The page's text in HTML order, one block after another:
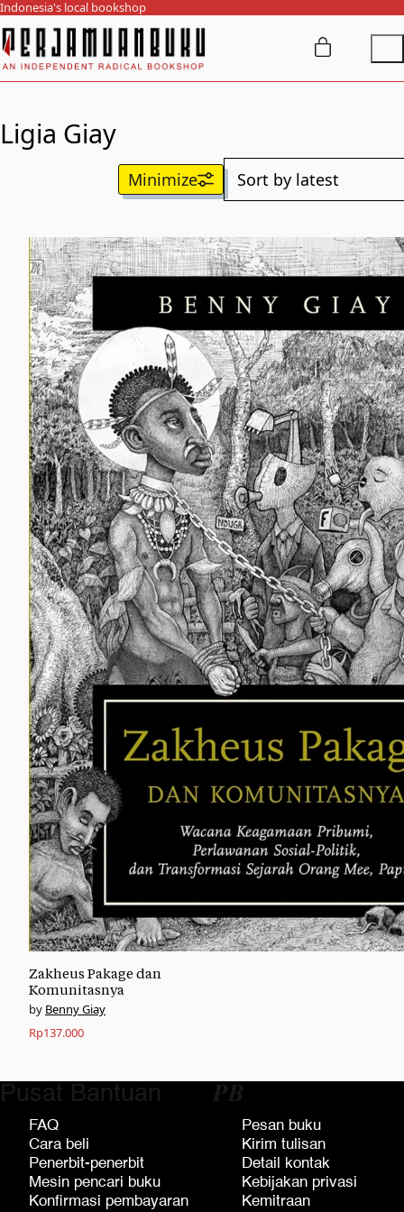
Indonesia's local bookshop
Ligia Giay
Zakheus Pakage dan
Komunitasnya
Benny Giay
Rp137.000
Pusat Bantuan
FAQ
Cara beli
Penerbit-penerbit
Mesin pencari buku
Konfirmasi pembayaran
𝑷𝑩
Pesan buku
Kirim tulisan
Detail kontak
Kebijakan privasi
Kemitraan